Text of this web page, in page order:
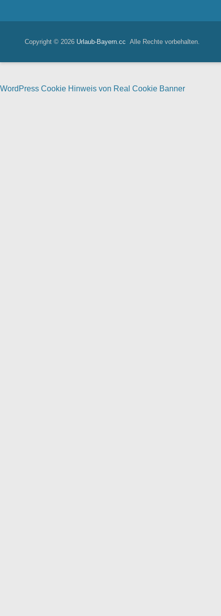
Copyright © 2026 Urlaub-Bayern.cc Alle Rechte vorbehalten.
WordPress Cookie Hinweis von Real Cookie Banner